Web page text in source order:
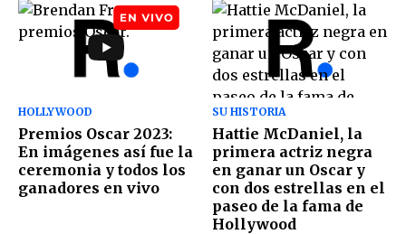
HOLLYWOOD
Premios Oscar 2023:
En imágenes así fue la
ceremonia y todos los
ganadores en vivo
SU HISTORIA
Hattie McDaniel, la
primera actriz negra
en ganar un Oscar y
con dos estrellas en el
paseo de la fama de
Hollywood